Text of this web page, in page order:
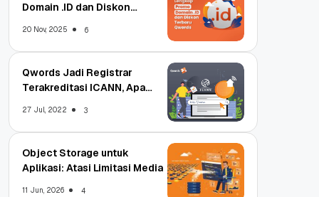
Domain .ID dan Diskon
20 Nov, 2025 6
Qwords Jadi Registrar
Terakreditasi ICANN, Apa
27 Jul, 2022 3
Object Storage untuk
Aplikasi: Atasi Limitasi Media
11 Jun, 2026 4